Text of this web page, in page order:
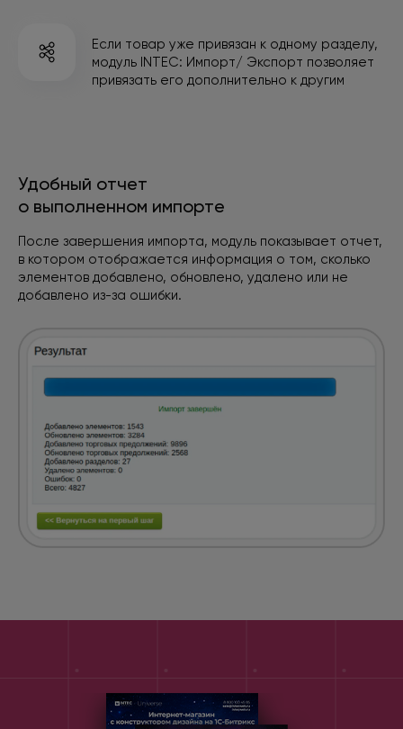
Если товар уже привязан к одному разделу,
модуль INTEC: Импорт/ Экспорт позволяет
привязать его дополнительно к другим
Удобный отчет
о выполненном импорте
После завершения импорта, модуль показывает отчет,
в котором отображается информация о том, сколько
элементов добавлено, обновлено, удалено или не
добавлено из-за ошибки.